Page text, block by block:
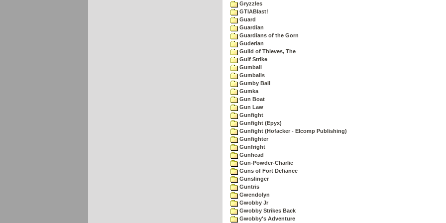
Gryzzles
GTIABlast!
Guard
Guardian
Guardians of the Gorn
Guderian
Guild of Thieves, The
Gulf Strike
Gumball
Gumballs
Gumby Ball
Gumka
Gun Boat
Gun Law
Gunfight
Gunfight (Epyx)
Gunfight (Hofacker - Elcomp Publishing)
Gunfighter
Gunfright
Gunhead
Gun-Powder-Charlie
Guns of Fort Defiance
Gunslinger
Guntris
Gwendolyn
Gwobby Jr
Gwobby Strikes Back
Gwobby's Adventure